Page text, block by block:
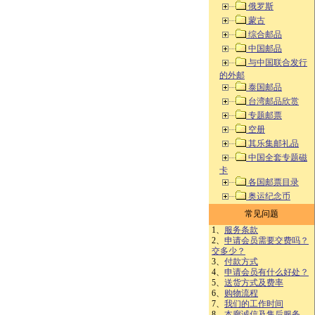
俄罗斯
蒙古
综合邮品
中国邮品
与中国联合发行
的外邮
泰国邮品
台湾邮品欣赏
专题邮票
空册
其乐集邮礼品
中国全套专题磁
卡
各国邮票目录
奥运纪念币
常见问题
1、 服务条款
2、 申请会员需要交费吗？
交多少？
3、 付款方式
4、 申请会员有什么好处？
5、 送货方式及费率
6、 购物流程
7、 我们的工作时间